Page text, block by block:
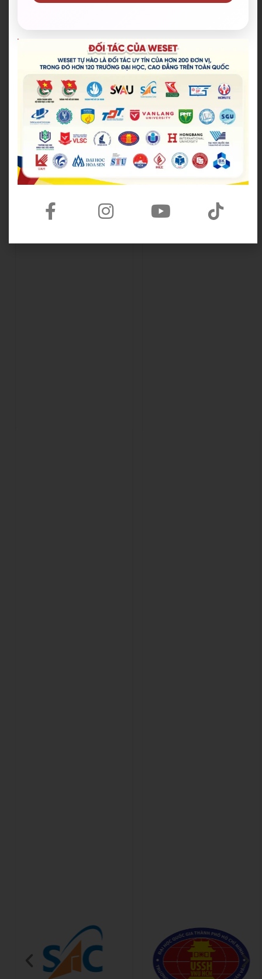
trong đó hơn 120 trường đại học, cao đẳng trên toàn
quốc.​
Tổng hợp đối tác của chúng tôi